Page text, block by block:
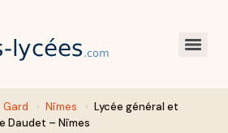
Gard › Nîmes › Lycée général et
Daudet – Nîmes